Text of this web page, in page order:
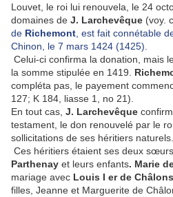
Louvet, le roi lui renouvela, le 24
domaines de J. Larchevêque (voy.
de Richemont , est fait connétable
Chinon, le 7 mars 1424 (1425).
Celui-ci confirma la donation, mais
la somme stipulée en 1419.
compléta pas, le payement
127; K 184, liasse 1, no 21).
En tout cas, J. Larchevêque
testament, le don renouvelé par le
sollicitations de ses héritiers naturels.
Ces héritiers étaient ses deux sœurs,
Parthenay et leurs enfants. Marie
mariage avec Louis I er de
filles, Jeanne et Marguerite de